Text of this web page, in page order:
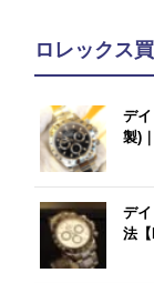
ロレックス
デ
製)
デ
法